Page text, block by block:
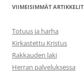
VIIMEISIMMÄT ARTIKKELIT
Totuus ja harha
Kirkastettu Kristus
Rakkauden laki
Herran palveluksessa